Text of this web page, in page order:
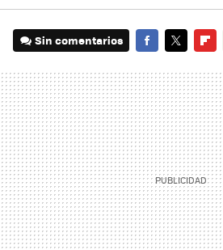
Sin comentarios